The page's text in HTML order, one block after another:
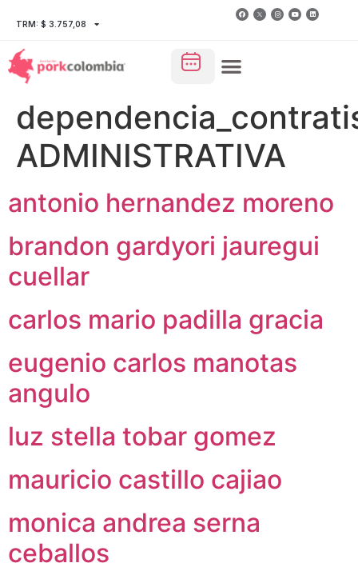
TRM: $ 3.757,08
ADMINISTRATIVA
antonio hernandez moreno
brandon gardyori jauregui
cuellar
carlos mario padilla gracia
eugenio carlos manotas
angulo
luz stella tobar gomez
mauricio castillo cajiao
monica andrea serna
ceballos